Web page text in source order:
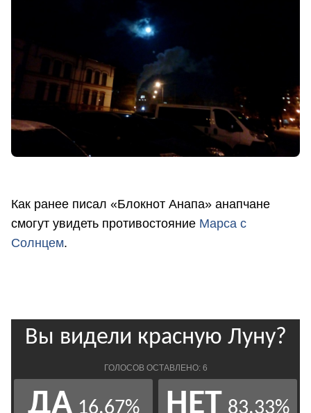
Как ранее писал «Блокнот Анапа» анапчане
смогут увидеть противостояние Марса с
Солнцем.